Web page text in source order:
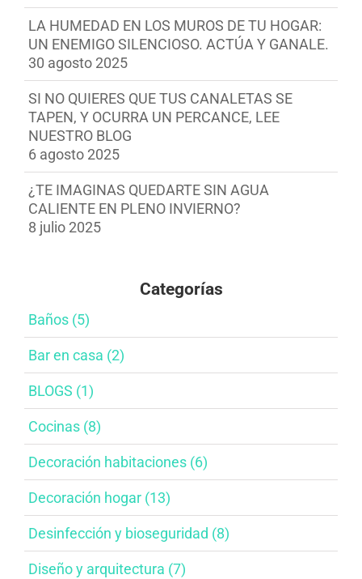
LA HUMEDAD EN LOS MUROS DE TU HOGAR:
UN ENEMIGO SILENCIOSO. ACTÚA Y GANALE.
30 agosto 2025
SI NO QUIERES QUE TUS CANALETAS SE
TAPEN, Y OCURRA UN PERCANCE, LEE
NUESTRO BLOG
6 agosto 2025
¿TE IMAGINAS QUEDARTE SIN AGUA
CALIENTE EN PLENO INVIERNO?
8 julio 2025
Categorías
Baños​ (5)
Bar en casa​ (2)
BLOGS (1)
Cocinas (8)
Decoración habitaciones​ (6)
Decoración hogar (13)
Desinfección y bioseguridad​ (8)
Diseño y arquitectura​ (7)